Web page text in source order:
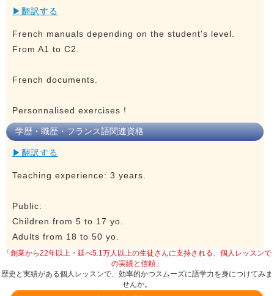
▶翻訳する
French manuals depending on the student's level.
From A1 to C2.
French documents.
Personnalised exercises !
学歴・職歴・フランス語関連資格
▶翻訳する
Teaching experience: 3 years.
Public:
Children from 5 to 17 yo.
Adults from 18 to 50 yo.
「創業から22年以上・延べ5.1万人以上の生徒さんに支持される、個人レッスンで
の実績と信頼」
歴史と実績がある個人レッスンで、効率的かつスムーズに語学力を身につけてみま
せんか。